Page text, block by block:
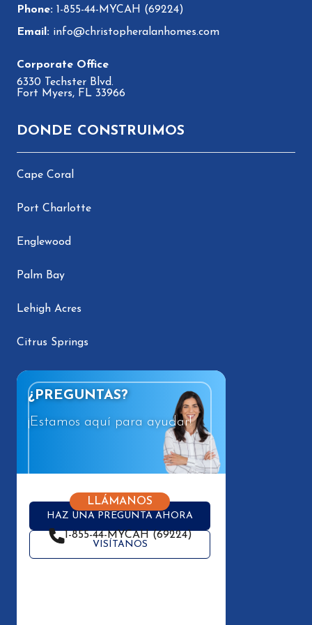
1-855-44-MYCAH (69224)
info@christopheralanhomes.com
6330 Techster Blvd.
Fort Myers, FL 33966
DONDE CONSTRUIMOS
Cape Coral
Port Charlotte
Englewood
Palm Bay
Lehigh Acres
Citrus Springs
¿PREGUNTAS?
¡Estamos aquí para ayudar!
HAZ UNA PREGUNTA AHORA
VISÍTANOS
LLÁMANOS
1-855-44-MYCAH (69224)